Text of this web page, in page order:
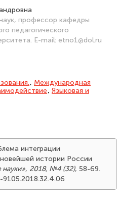
профессор кафедры
педагогического
E-mail: etno1@dol.ru
, Международная
, Языковая и
интеграции
истории России
, 2018, №4 (32), 58-69.